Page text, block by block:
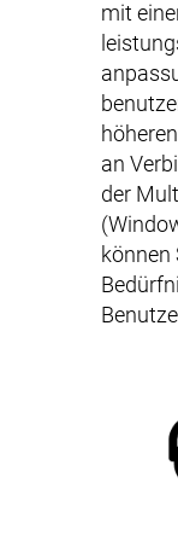
mit
an
der
können